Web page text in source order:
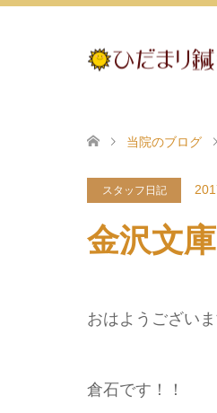
当院のブログ
スタッフ日記
金沢文
おはようございま
倉石です！！